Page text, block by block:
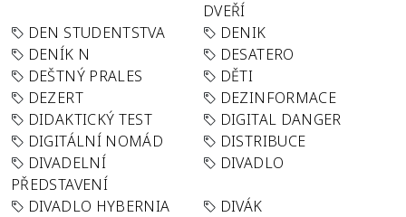
DVEŘÍ
DEN STUDENTSTVA
DENIK
DENÍK N
DESATERO
DEŠTNÝ PRALES
DĚTI
DEZERT
DEZINFORMACE
DIDAKTICKÝ TEST
DIGITAL DANGER
DIGITÁLNÍ NOMÁD
DISTRIBUCE
DIVADELNÍ
PŘEDSTAVENÍ
DIVADLO
DIVADLO HYBERNIA
DIVÁK